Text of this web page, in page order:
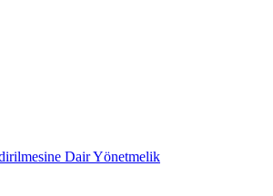
Dair Yönetmelik